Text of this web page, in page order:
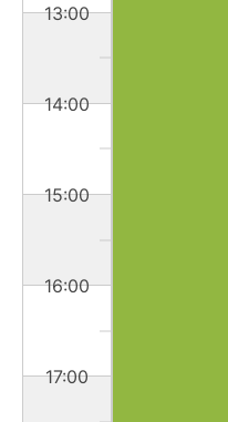
13:00
14:00
15:00
16:00
17:00